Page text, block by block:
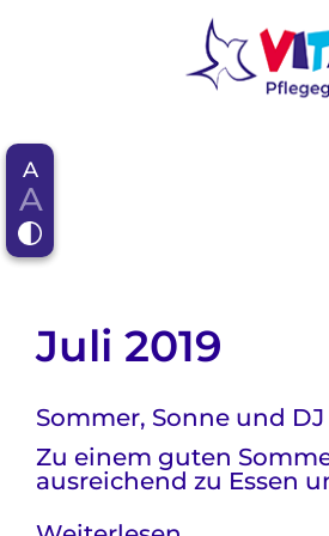
A
A
Juli 2019
Sommer, Sonne und DJ
Zu einem guten
ausreichend zu Essen